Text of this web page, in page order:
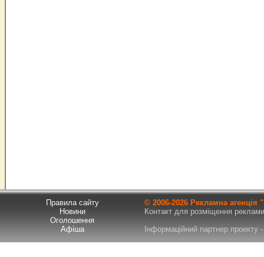
Правила сайту
Новини
Оголошення
Афіша
© 2006-2026 Рекламна
Контакт для розміщення
Інформаційний партнер проекту